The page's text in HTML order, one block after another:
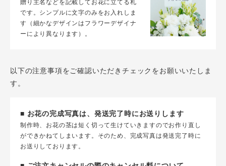
贈り主名などを記載してお花に立てる札
です。シンプルに文字のみをお入れしま
す（細かなデザインはフラワーデザイナ
ーにより異なります）。
以下の注意事項をご確認いただきチェックをお願いいたしま
す。
■ お花の完成写真は、発送完了時にお送りします
制作時、お花の茎は短く切って生けていきますのでお作り直し
ができかねてしまいます。そのため、完成写真は発送完了時に
お送りしております。